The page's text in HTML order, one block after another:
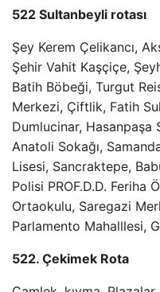
522 Sultanbeyli rotası
Şey Kerem Çelikancı,
Şehir Vahit Kaşçiçe,
Batih Böbeği, Turgut
Merkezi, Çiftlik, Fatih
Dumlucinar, Hasanpaşa
Anatoli Sokağı,
Lisesi, Sancraktepe,
Polisi PROF.D.D. Feriha
Ortaokulu, Saregazi
Parlamento Mahalllesi,
522. Çekimek Rota